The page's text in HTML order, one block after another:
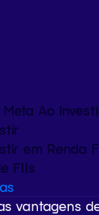
Meta Ao
em Renda
FIIs
vantagens